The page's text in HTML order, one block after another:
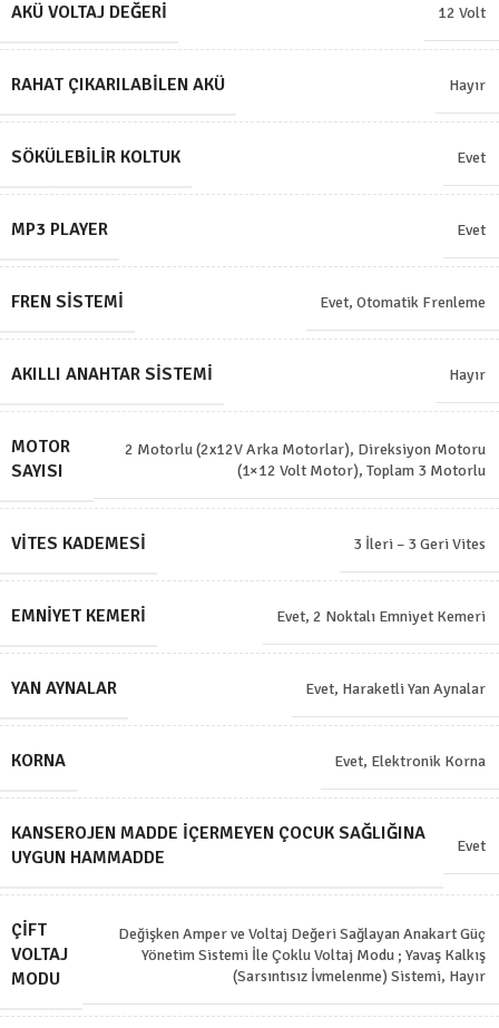
AKÜ VOLTAJ DEĞERI 12 Volt
RAHAT ÇIKARILABILEN AKÜ Hayır
SÖKÜLEBILIR KOLTUK Evet
MP3 PLAYER Evet
FREN SISTEMI Evet, Otomatik Frenleme
AKILLI ANAHTAR SISTEMI Hayır
MOTOR
SAYISI
2 Motorlu (2x12V Arka Motorlar), Direksiyon Motoru
(1×12 Volt Motor), Toplam 3 Motorlu
VITES KADEMESI 3 İleri – 3 Geri Vites
EMNIYET KEMERI Evet, 2 Noktalı Emniyet Kemeri
YAN AYNALAR Evet, Haraketli Yan Aynalar
KORNA Evet, Elektronik Korna
KANSEROJEN MADDE İÇERMEYEN ÇOCUK SAĞLIĞINA
UYGUN HAMMADDE
Evet
ÇIFT
VOLTAJ
MODU
Değişken Amper ve Voltaj Değeri Sağlayan Anakart Güç
Yönetim Sistemi İle Çoklu Voltaj Modu ; Yavaş Kalkış
(Sarsıntısız İvmelenme) Sistemi, Hayır